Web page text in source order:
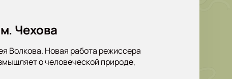
Чехова
Волкова. Новая работа режиссера
о человеческой природе,